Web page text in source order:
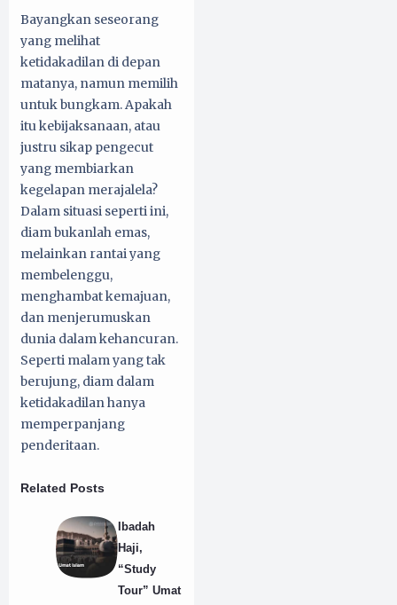
Bayangkan seseorang
yang melihat
ketidakadilan di depan
matanya, namun memilih
untuk bungkam. Apakah
itu kebijaksanaan, atau
justru sikap pengecut
yang membiarkan
kegelapan merajalela?
Dalam situasi seperti ini,
diam bukanlah emas,
melainkan rantai yang
membelenggu,
menghambat kemajuan,
dan menjerumuskan
dunia dalam kehancuran.
Seperti malam yang tak
berujung, diam dalam
ketidakadilan hanya
memperpanjang
penderitaan.
Related Posts
Ibadah
Haji,
“Study
Tour” Umat